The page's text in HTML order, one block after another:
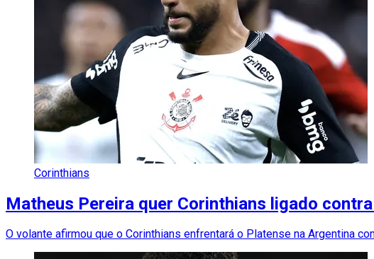
Corinthians
Matheus Pereira quer Corinthians ligado
O volante afirmou que o Corinthians enfrentará o Platense na Argentina